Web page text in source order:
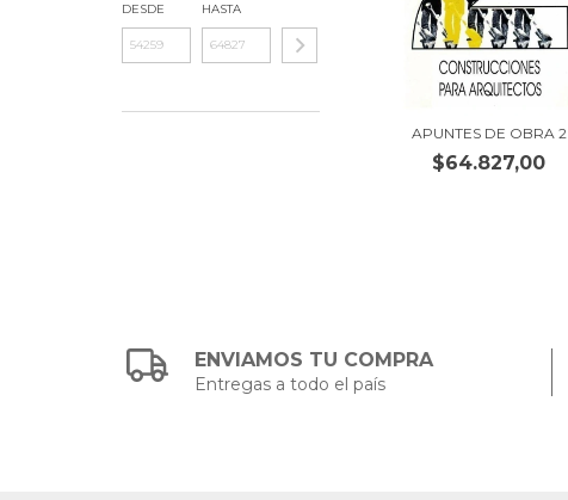
DESDE HASTA
APUNTES DE OBRA 2
$64.827,00
ENVIAMOS TU COMPRA
Entregas a todo el país